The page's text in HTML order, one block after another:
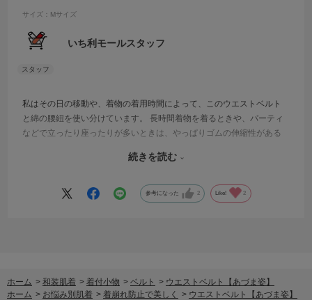
サイズ：Mサイズ
いち利モールスタッフ
私はその日の移動や、着物の着用時間によって、このウエストベルト
と綿の腰紐を使い分けています。 長時間着物を着るときや、パーティ
などで立ったり座ったりが多いときは、やっぱりゴムの伸縮性がある
安心です。 最近ではお太鼓を作るときの仮紐として使ってみたら緩ま
続きを読む
参考になった 2 Like! 2
ホーム > 和装肌着 > 着付小物 > ベルト > ウエストベルト【あづま姿】
ホーム > お悩み別肌着 > 着崩れ防止で美しく > ウエストベルト【あづま姿】